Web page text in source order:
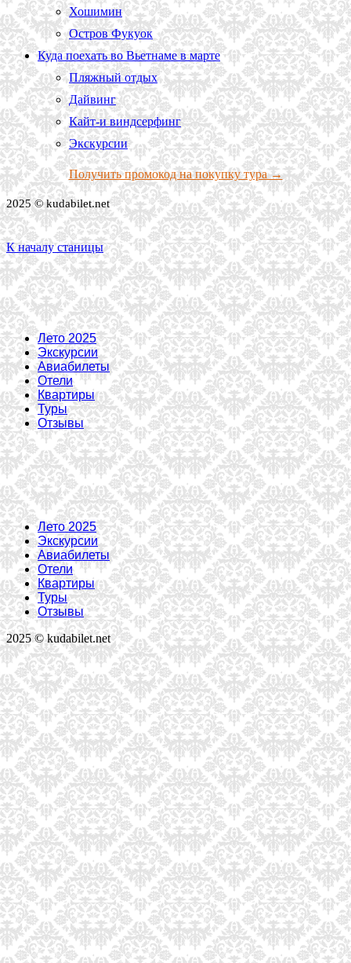
Хошимин
Остров Фукуок
Куда поехать во Вьетнаме в марте
Пляжный отдых
Дайвинг
Кайт-и виндсерфинг
Экскурсии
Получить промокод на покупку тура →
2025 © kudabilet.net
К началу станицы
Лето 2025
Экскурсии
Авиабилеты
Отели
Квартиры
Туры
Отзывы
Лето 2025
Экскурсии
Авиабилеты
Отели
Квартиры
Туры
Отзывы
2025 © kudabilet.net